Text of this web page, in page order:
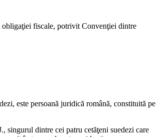
obligaţiei fiscale, potrivit Convenţiei dintre
este persoană juridică română, constituită pe
singurul dintre cei patru cetăţeni suedezi care